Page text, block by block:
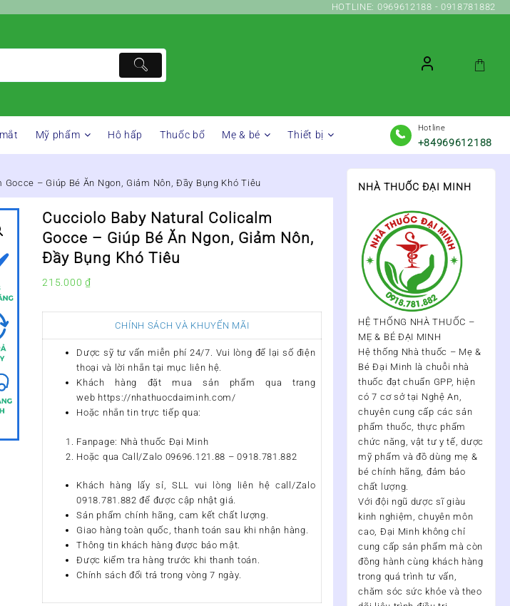
HOTLINE: 0969612188 - 0918781882
Mỹ phẩm Hô hấp Thuốc bổ Mẹ & bé Thiết bị
Hotline
+84969612188
– Giúp Bé Ăn Ngon, Giảm Nôn, Đầy Bụng Khó Tiêu
Cucciolo Baby Natural Colicalm
Gocce – Giúp Bé Ăn Ngon, Giảm Nôn,
Đầy Bụng Khó Tiêu
215.000 ₫
CHÍNH SÁCH VÀ KHUYẾN MÃI
Dược sỹ tư vấn miễn phí 24/7. Vui lòng để lại số điện
thoại và lời nhắn tại mục liên hệ.
Khách hàng đặt mua sản phẩm qua trang
web https://nhathuocdaiminh.com/
Hoặc nhắn tin trực tiếp qua:
Fanpage: Nhà thuốc Đại Minh
Hoặc qua Call/Zalo 09696.121.88 – 0918.781.882
Khách hàng lấy sỉ, SLL vui lòng liên hệ call/Zalo
0918.781.882 để được cập nhật giá.
Sản phẩm chính hãng, cam kết chất lượng.
Giao hàng toàn quốc, thanh toán sau khi nhận hàng.
Thông tin khách hàng được bảo mật.
Được kiểm tra hàng trước khi thanh toán.
Chính sách đổi trả trong vòng 7 ngày.
NHÀ THUỐC ĐẠI MINH
HỆ THỐNG NHÀ THUỐC –
MẸ & BÉ ĐẠI MINH
Hệ thống Nhà thuốc – Mẹ &
Bé Đại Minh là chuỗi nhà
thuốc đạt chuẩn GPP, hiện
có7 cơ sở tại Nghệ An,
chuyên cung cấp các sản
phẩm thuốc, thực phẩm
chức năng, vật tư y tế, dược
mỹ phẩm và đồ dùng mẹ &
bé chính hãng, đảm bảo
chất lượng.
Với đội ngũ dược sĩ giàu
kinh nghiệm, chuyên môn
cao, Đại Minh không chỉ
cung cấp sản phẩm mà còn
đồng hành cùng khách hàng
trong quá trình tư vấn,
chăm sóc sức khỏe và theo